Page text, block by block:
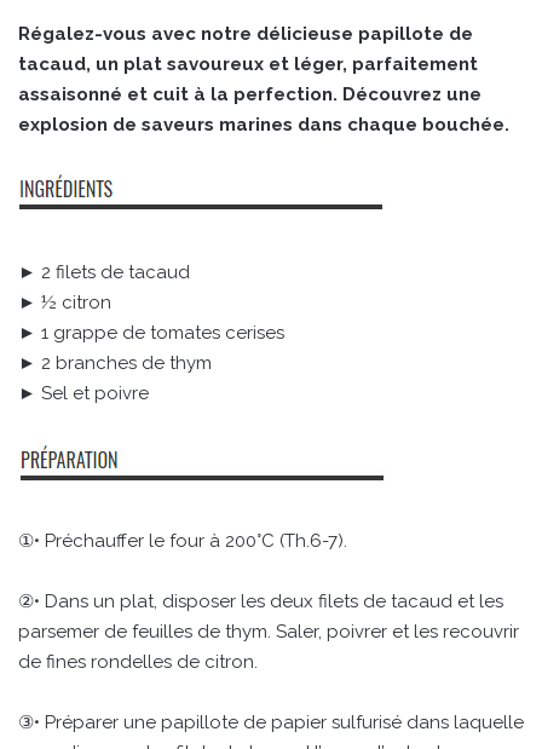
Régalez-vous avec notre délicieuse papillote de
tacaud, un plat savoureux et léger, parfaitement
assaisonné et cuit à la perfection. Découvrez une
explosion de saveurs marines dans chaque bouchée.
► 2 filets de tacaud
► ½ citron
► 1 grappe de tomates cerises
► 2 branches de thym
► Sel et poivre
①• Préchauffer le four à 200°C (Th.6-7).
②• Dans un plat, disposer les deux filets de tacaud et les
parsemer de feuilles de thym. Saler, poivrer et les recouvrir
de fines rondelles de citron.
③• Préparer une papillote de papier sulfurisé dans laquelle